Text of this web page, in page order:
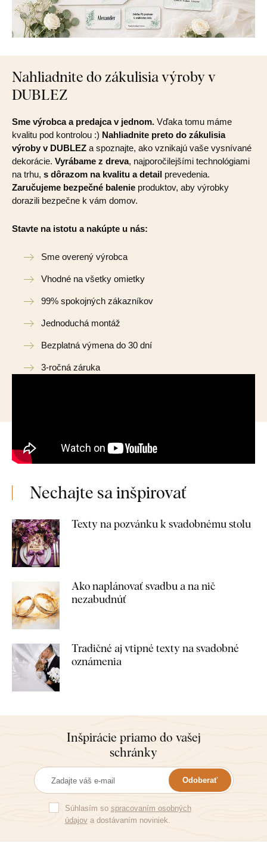
Nahliadnite do zákulisia výroby v
DUBLEZ
Sme výrobca a predajca v jednom. Vďaka tomu máme
kvalitu pod kontrolou :) Nahliadnite preto do zákulisia
výroby v DUBLEZ a spoznajte, ako vznikajú vaše vysnívané
dekorácie. Vyrábame z dreva, najporočilejšími technológiami
na trhu, s dôrazom na kvalitu a detail prevedenia.
Zaručujeme bezpečné balenie produktov, aby výrobky
dorazili bezpečne k vám domov.
Stavte na istotu a nakúpte u nás:
Sme overený výrobca
Vhodné na všetky omietky
99% spokojných zákazníkov
Jednoduchá montáž
Bezplatná výmena do 30 dní
3-ročná záruka
Nechajte sa inšpirovať
Texty na pozvánku k svadobnému stolu
Ako naplánovať svadbu a na nič
nezabudnúť
Tradičné aj vtipné texty na svadobné
oznámenia
Inšpirácie priamo do vašej
schránky
Odoberať
Súhlasím so spracovaním osobných
údajova dostávaním noviniek.